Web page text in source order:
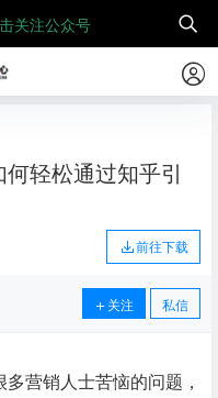
关注公众号
轻松通过知乎引
前往下载
关注 私信
营销人士苦恼的问题，